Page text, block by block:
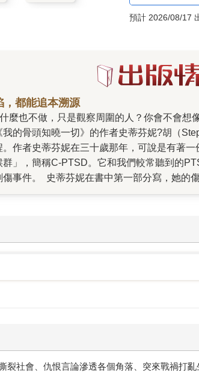
預計 2026/08/17
，都能追本溯源
的骨頭知曉一切》的作者史蒂芬妮?胡（
作者史蒂芬妮在三十歲那年，可說是有著
」，簡稱C-PTSD。它和我們較常聽到的
事件。 史蒂芬妮在書中第一部分寫，她的
，她變得難以辨認自己人格特質中，有哪
鴉，也同樣是因病所致嗎？如果是，那麼
改變了她這個人。她的創傷深刻入骨，部分
藉由DNA傳給孩子、甚至孫子。當我們的
什麼形塑、造就了今天的她，此生的記憶只
得的一切就是她此生所有。 於是，她想要
裂社會、仇恨言論滲透各個角落、突來戰禍